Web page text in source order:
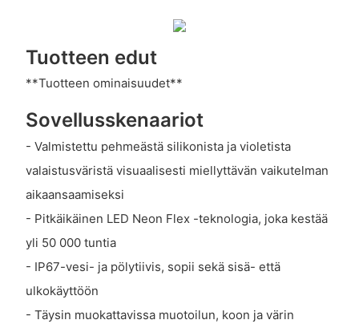
Tuotteen edut
**Tuotteen ominaisuudet**
Sovellusskenaariot
- Valmistettu pehmeästä silikonista ja violetista
valaistusväristä visuaalisesti miellyttävän vaikutelman
aikaansaamiseksi
- Pitkäikäinen LED Neon Flex -teknologia, joka kestää
yli 50 000 tuntia
- IP67-vesi- ja pölytiivis, sopii sekä sisä- että
ulkokäyttöön
- Täysin muokattavissa muotoilun, koon ja värin